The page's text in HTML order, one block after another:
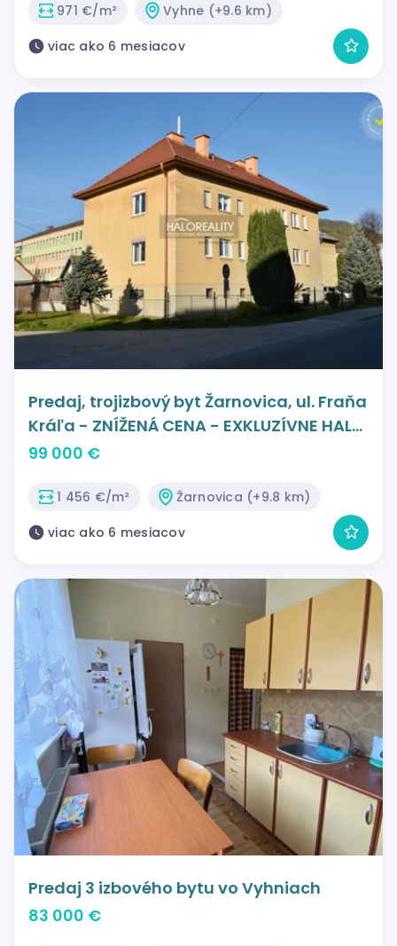
971 €/m²
Vyhne (+9.6 km)
viac ako 6 mesiacov
Predaj, trojizbový byt Žarnovica, ul. Fraňa
Kráľa - ZNÍŽENÁ CENA - EXKLUZÍVNE HALO
REALITY
99 000 €
1 456 €/m²
Žarnovica (+9.8 km)
viac ako 6 mesiacov
Predaj 3 izbového bytu vo Vyhniach
83 000 €